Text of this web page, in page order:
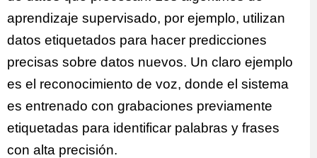
aprendizaje supervisado, por ejemplo, utilizan
datos etiquetados para hacer predicciones
precisas sobre datos nuevos. Un claro ejemplo
es el reconocimiento de voz, donde el sistema
es entrenado con grabaciones previamente
etiquetadas para identificar palabras y frases
con alta precisión.